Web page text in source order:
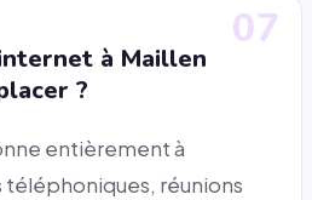
07
à Maillen
?
entièrement à
réunions